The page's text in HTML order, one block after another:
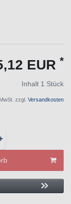
EUR *
Inhalt 1 Stück
zzgl. Versandkosten